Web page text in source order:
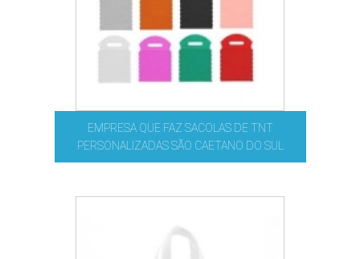
EMPRESA QUE FAZ SACOLAS DE TNT
PERSONALIZADAS SÃO CAETANO DO SUL